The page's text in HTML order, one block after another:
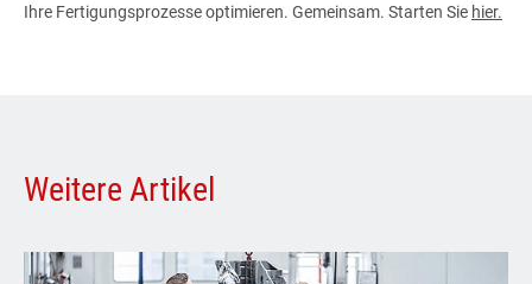
Ihre Fertigungsprozesse optimieren. Gemeinsam. Starten Sie hier.
Weitere Artikel